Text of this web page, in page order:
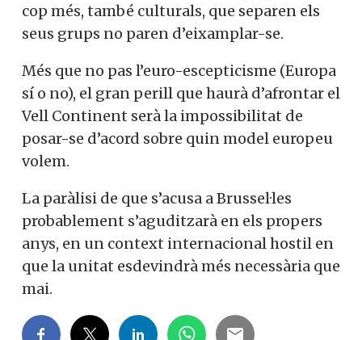
cop més, també culturals, que separen els
seus grups no paren d’eixamplar-se.
Més que no pas l’euro-escepticisme (Europa
sí o no), el gran perill que haurà d’afrontar el
Vell Continent serà la impossibilitat de
posar-se d’acord sobre quin model europeu
volem.
La paràlisi de que s’acusa a Brussel·les
probablement s’aguditzarà en els propers
anys, en un context internacional hostil en
que la unitat esdevindrà més necessària que
mai.